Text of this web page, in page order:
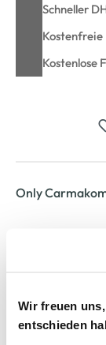
Wir freuen
entschieden
Schneller
Kostenfreie
Kostenlose
Only
Ideal für